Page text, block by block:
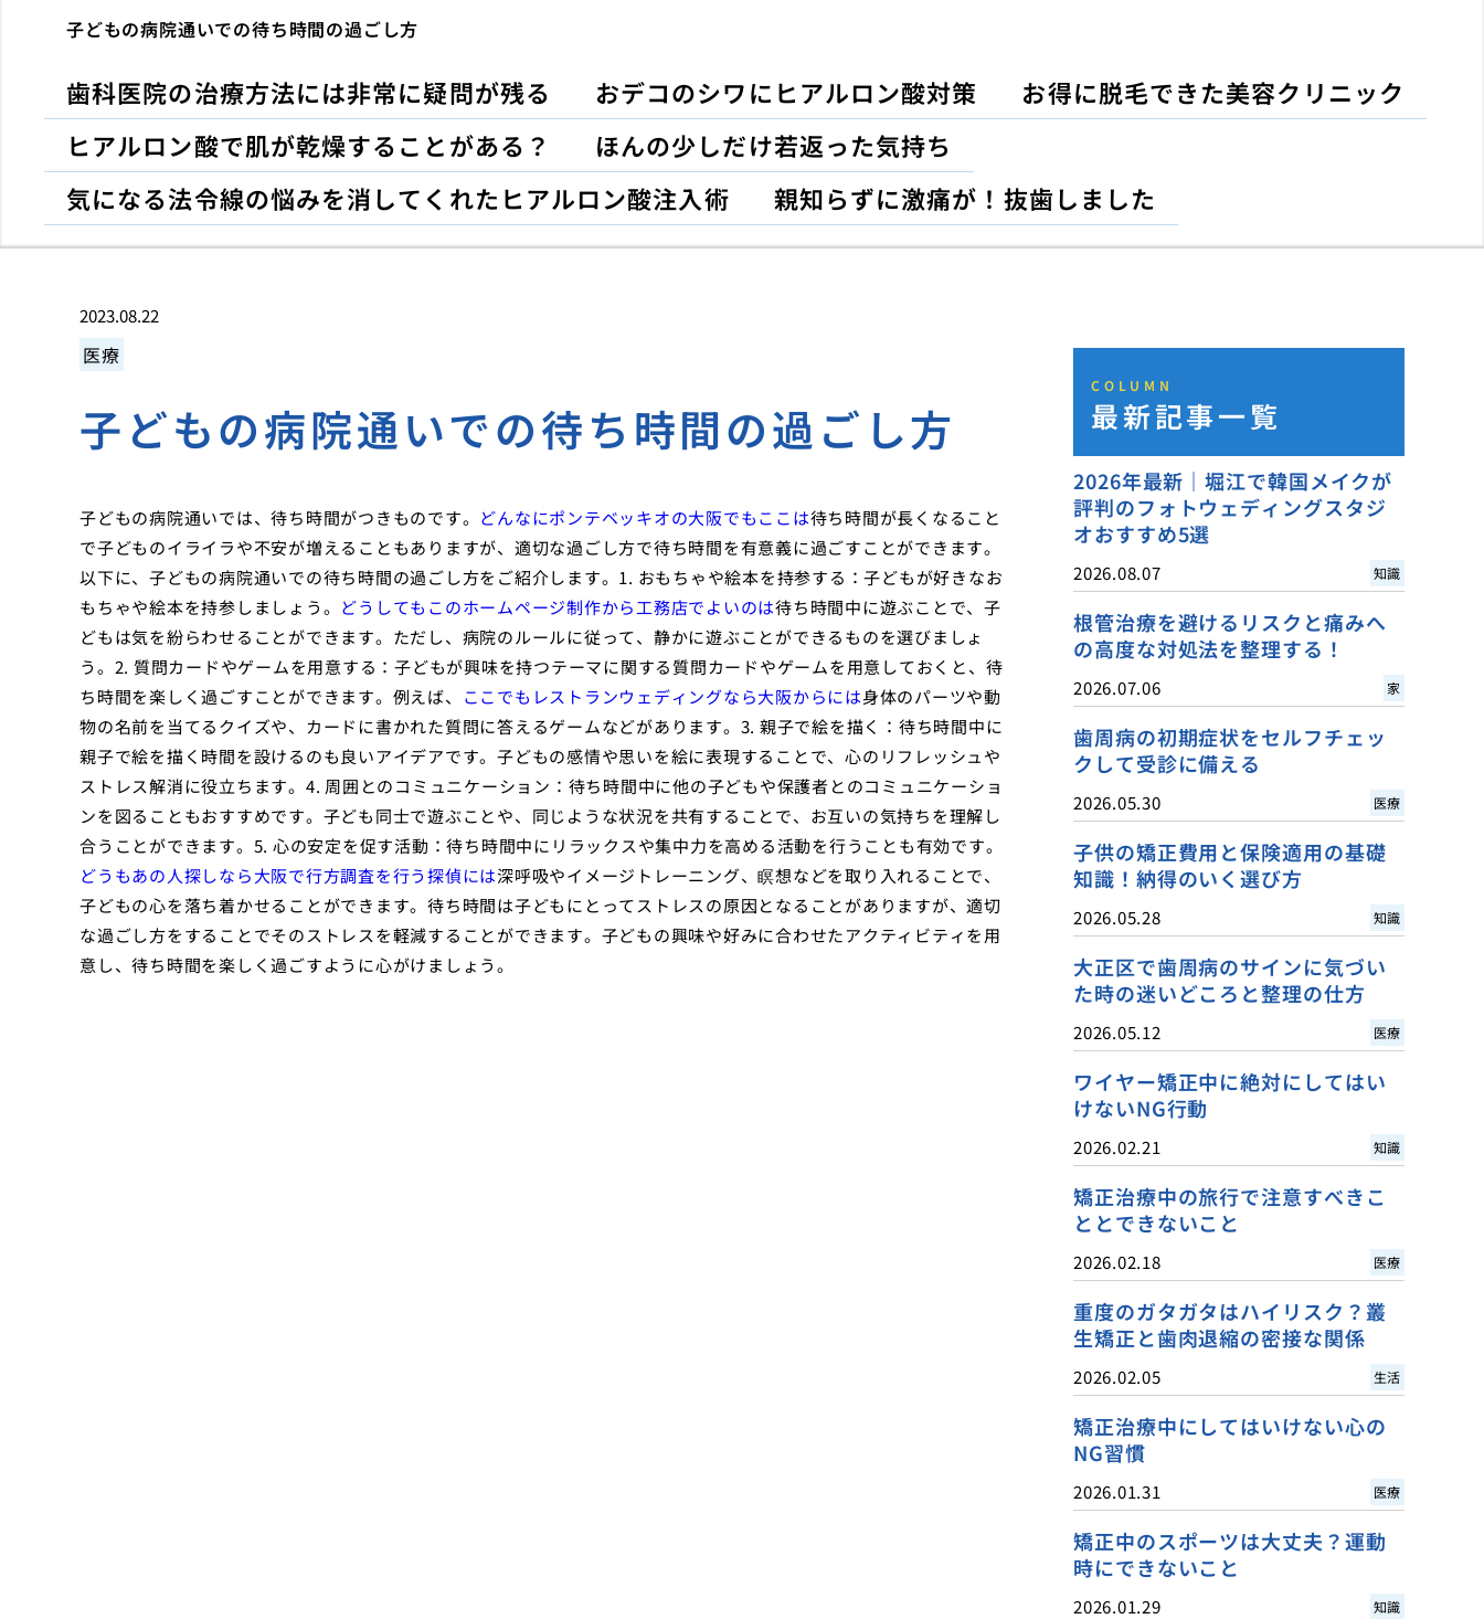
子どもの病院通いでの待ち時間の過ごし方
歯科医院の治療方法には非常に疑問が残る おデコのシワにヒアルロン酸対策
お得に脱毛できた美容クリニック
ヒアルロン酸で肌が乾燥することがある？
ほんの少しだけ若返った気持ち
気になる法令線の悩みを消してくれたヒアルロン酸注入術
親知らずに激痛が！抜歯しました
2023.08.22
医療
子どもの病院通いでの待ち時間の過ごし方
子どもの病院通いでは、待ち時間がつきものです。 どんなにポンテベッキオの大阪でもここは待ち時間が長くなること
で子どものイライラや不安が増えることもありますが、適切な過ごし方で待ち時間を有意義に過ごすことができます。
以下に、子どもの病院通いでの待ち時間の過ごし方をご紹介します。1. おもちゃや絵本を持参する：子どもが好きなお
もちゃや絵本を持参しましょう。 どうしてもこのホームページ制作から工務店でよいのは待ち時間中に遊ぶことで、子
どもは気を紛らわせることができます。ただし、病院のルールに従って、静かに遊ぶことができるものを選びましょ
う。2. 質問カードやゲームを用意する：子どもが興味を持つテーマに関する質問カードやゲームを用意しておくと、待
ち時間を楽しく過ごすことができます。例えば、
ここでもレストランウェディングなら大阪からには身体のパーツや動
物の名前を当てるクイズや、カードに書かれた質問に答えるゲームなどがあります。3. 親子で絵を描く：待ち時間中に
親子で絵を描く時間を設けるのも良いアイデアです。子どもの感情や思いを絵に表現することで、心のリフレッシュや
ストレス解消に役立ちます。4. 周囲とのコミュニケーション：待ち時間中に他の子どもや保護者とのコミュニケーショ
ンを図ることもおすすめです。子ども同士で遊ぶことや、同じような状況を共有することで、お互いの気持ちを理解し
合うことができます。5. 心の安定を促す活動：待ち時間中にリラックスや集中力を高める活動を行うことも有効です。
どうもあの人探しなら大阪で行方調査を行う探偵には深呼吸やイメージトレーニング、瞑想などを取り入れることで、
子どもの心を落ち着かせることができます。待ち時間は子どもにとってストレスの原因となることがありますが、適切
な過ごし方をすることでそのストレスを軽減することができます。子どもの興味や好みに合わせたアクティビティを用
意し、待ち時間を楽しく過ごすように心がけましょう。
COLUMN
最新記事一覧
2026年最新｜堀江で韓国メイクが
評判のフォトウェディングスタジ
オおすすめ5選
2026.08.07 知識
根管治療を避けるリスクと痛みへ
の高度な対処法を整理する！
2026.07.06 家
歯周病の初期症状をセルフチェッ
クして受診に備える
2026.05.30 医療
子供の矯正費用と保険適用の基礎
知識！納得のいく選び方
2026.05.28 知識
大正区で歯周病のサインに気づい
た時の迷いどころと整理の仕方
2026.05.12 医療
ワイヤー矯正中に絶対にしてはい
けないNG行動
2026.02.21 知識
矯正治療中の旅行で注意すべきこ
ととできないこと
2026.02.18 医療
重度のガタガタはハイリスク？叢
生矯正と歯肉退縮の密接な関係
2026.02.05 生活
矯正治療中にしてはいけない心の
NG習慣
2026.01.31 医療
矯正中のスポーツは大丈夫？運動
時にできないこと
2026.01.29 知識